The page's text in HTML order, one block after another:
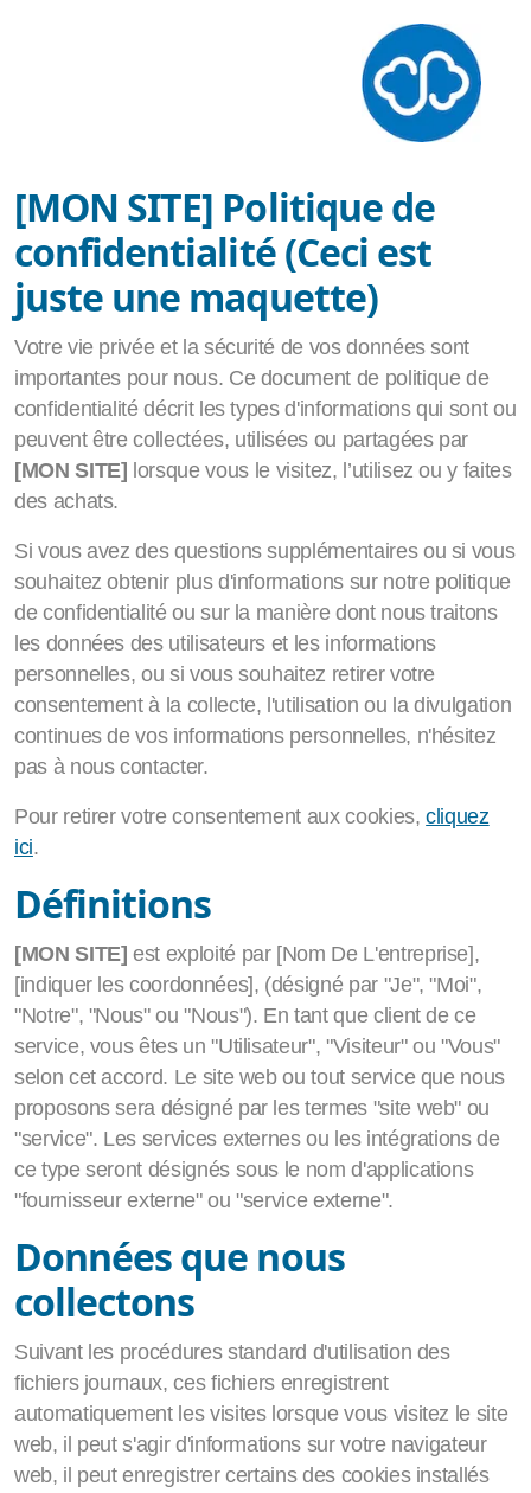
[MON SITE] Politique de
confidentialité (Ceci est
juste une maquette)
Votre vie privée et la sécurité de vos données sont
importantes pour nous. Ce document de politique de
confidentialité décrit les types d'informations qui sont ou
peuvent être collectées, utilisées ou partagées par
[MON SITE] lorsque vous le visitez, l’utilisez ou y faites
des achats.
Si vous avez des questions supplémentaires ou si vous
souhaitez obtenir plus d'informations sur notre politique
de confidentialité ou sur la manière dont nous traitons
les données des utilisateurs et les informations
personnelles, ou si vous souhaitez retirer votre
consentement à la collecte, l'utilisation ou la divulgation
continues de vos informations personnelles, n'hésitez
pas à nous contacter.
Pour retirer votre consentement aux cookies,cliquez
ici.
Définitions
[MON SITE] est exploité par [Nom De L'entreprise],
[indiquer les coordonnées], (désigné par "Je", "Moi",
"Notre", "Nous" ou "Nous"). En tant que client de ce
service, vous êtes un "Utilisateur", "Visiteur" ou "Vous"
selon cet accord. Le site web ou tout service que nous
proposons sera désigné par les termes "site web" ou
"service". Les services externes ou les intégrations de
ce type seront désignés sous le nom d'applications
"fournisseur externe" ou "service externe".
Données que nous
collectons
Suivant les procédures standard d'utilisation des
fichiers journaux, ces fichiers enregistrent
automatiquement les visites lorsque vous visitez le site
web, il peut s'agir d'informations sur votre navigateur
web, il peut enregistrer certains des cookies installés
therapie-breve
Sophrologie
Hypnose
EMDR
Méditation
EFT